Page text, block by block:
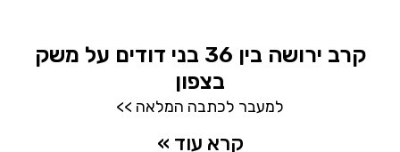
קרב ירושה בין 36 בני דודים על משק
בצפון
למעבר לכתבה המלאה >>
קרא עוד »